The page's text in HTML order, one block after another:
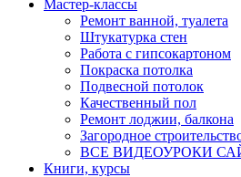
Мастер-классы
Ремонт ванной, туалета
Штукатурка стен
Работа с гипсокартоном
Покраска потолка
Подвесной потолок
Качественный пол
Ремонт лоджии, балкона
Загородное
ВСЕ ВИДЕОУРОКИ
Книги, курсы